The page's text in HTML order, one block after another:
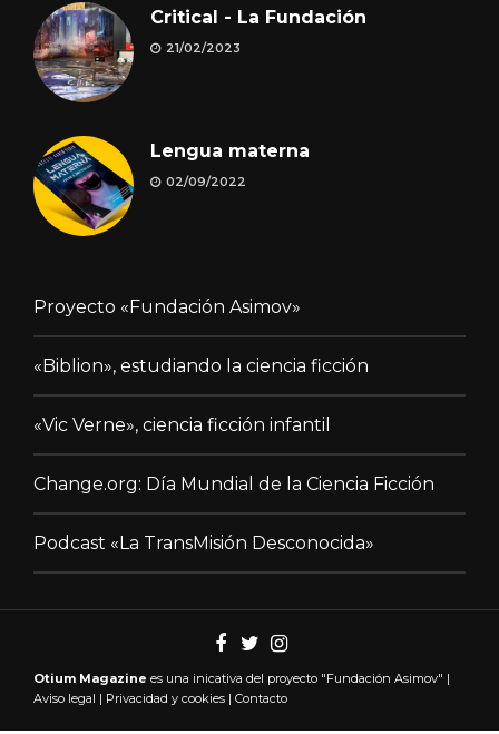
Critical - La Fundación
21/02/2023
Lengua materna
02/09/2022
Proyecto «Fundación Asimov»
«Biblion», estudiando la ciencia ficción
«Vic Verne», ciencia ficción infantil
Change.org: Día Mundial de la Ciencia Ficción
Podcast «La TransMisión Desconocida»
Otium Magazine es una inicativa del proyecto "Fundación Asimov" |
Aviso legal | Privacidad y cookies | Contacto